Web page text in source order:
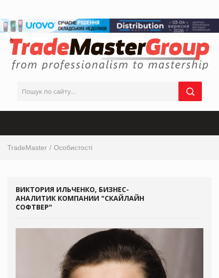
TradeMaster Особистості
ВИКТОРИЯ ИЛЬЧЕНКО, БИЗНЕС-
АНАЛИТИК КОМПАНИИ "СКАЙЛАЙН
СОФТВЕР"